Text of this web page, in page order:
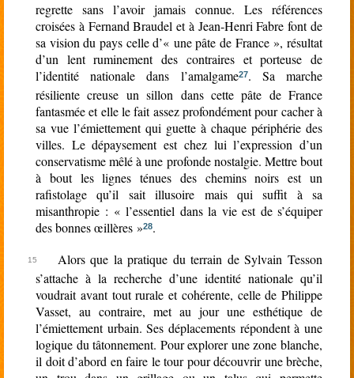
regrette sans l’avoir jamais connue. Les références
croisées à Fernand Braudel et à Jean-Henri Fabre font de
sa vision du pays celle d’« une pâte de France », résultat
d’un lent ruminement des contraires et porteuse de
l’identité nationale dans l’amalgame27. Sa marche
résiliente creuse un sillon dans cette pâte de France
fantasmée et elle le fait assez profondément pour cacher à
sa vue l’émiettement qui guette à chaque périphérie des
villes. Le dépaysement est chez lui l’expression d’un
conservatisme mêlé à une profonde nostalgie. Mettre bout
à bout les lignes ténues des chemins noirs est un
rafistolage qu’il sait illusoire mais qui suffit à sa
misanthropie : « l’essentiel dans la vie est de s’équiper
des bonnes œillères »28.
Alors que la pratique du terrain de Sylvain Tesson
s’attache à la recherche d’une identité nationale qu’il
voudrait avant tout rurale et cohérente, celle de Philippe
Vasset, au contraire, met au jour une esthétique de
l’émiettement urbain. Ses déplacements répondent à une
logique du tâtonnement. Pour explorer une zone blanche,
il doit d’abord en faire le tour pour découvrir une brèche,